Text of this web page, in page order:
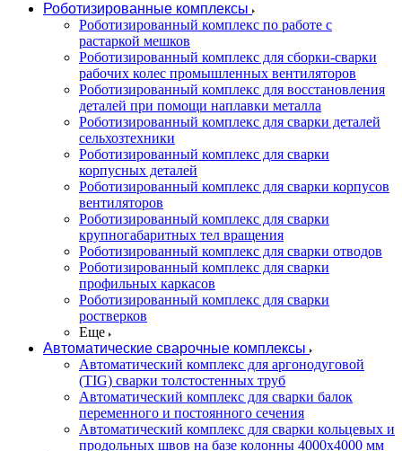
Роботизированные комплексы
Роботизированный комплекс по работе с
растаркой мешков
Роботизированный комплекс для сборки-сварки
рабочих колес промышленных вентиляторов
Роботизированный комплекс для восстановления
деталей при помощи наплавки металла
Роботизированный комплекс для сварки деталей
сельхозтехники
Роботизированный комплекс для сварки
корпусных деталей
Роботизированный комплекс для сварки корпусов
вентиляторов
Роботизированный комплекс для сварки
крупногабаритных тел вращения
Роботизированный комплекс для сварки отводов
Роботизированный комплекс для сварки
профильных каркасов
Роботизированный комплекс для сварки
ростверков
Еще
Автоматические сварочные комплексы
Автоматический комплекс для аргонодуговой
(TIG) сварки толстостенных труб
Автоматический комплекс для сварки балок
переменного и постоянного сечения
Автоматический комплекс для сварки кольцевых и
продольных швов на базе колонны 4000x4000 мм